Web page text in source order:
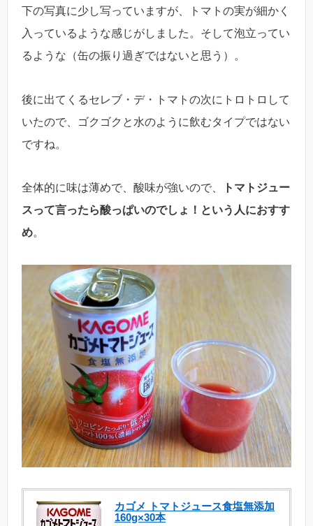
下の写真に少し写っていますが、トマトの実が細かく
入っているような感じがしました。そして泡立ってい
るような（缶の振り過ぎではないと思う）。
後に出てくるセレブ・デ・トマトの次にトロトロして
いたので、ゴクゴクと水のように飲むタイプではない
ですね。
全体的に味は薄めで、酸味が強いので、
トマトジュー
スって言ったら酸っぱいのでしょ！という人におすす
め。
カゴメ トマトジュース食塩無添加
160g×30本